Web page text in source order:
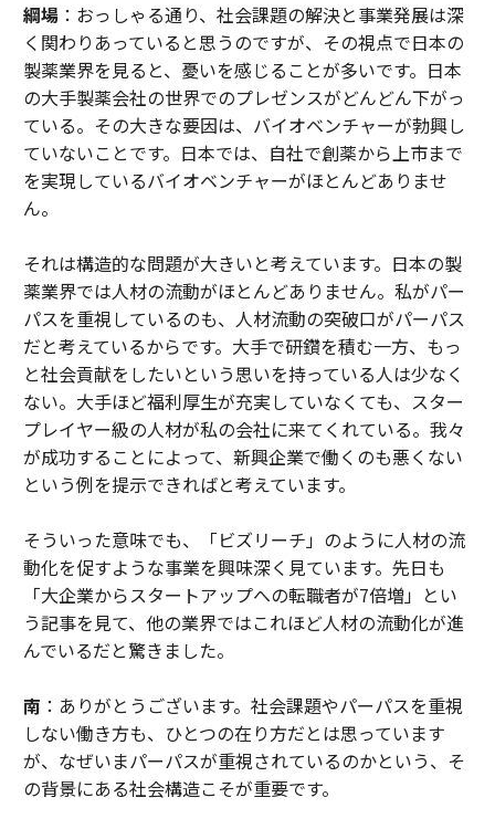
綱場：おっしゃる通り、社会課題の解決と事業発展は深
く関わりあっていると思うのですが、その視点で日本の
製薬業界を見ると、憂いを感じることが多いです。日本
の大手製薬会社の世界でのプレゼンスがどんどん下がっ
ている。その大きな要因は、バイオベンチャーが勃興し
ていないことです。日本では、自社で創薬から上市まで
を実現しているバイオベンチャーがほとんどありませ
ん。
それは構造的な問題が大きいと考えています。日本の製
薬業界では人材の流動がほとんどありません。私がパー
パスを重視しているのも、人材流動の突破口がパーパス
だと考えているからです。大手で研鑽を積む一方、もっ
と社会貢献をしたいという思いを持っている人は少なく
ない。大手ほど福利厚生が充実していなくても、スター
プレイヤー級の人材が私の会社に来てくれている。我々
が成功することによって、新興企業で働くのも悪くない
という例を提示できればと考えています。
そういった意味でも、「ビズリーチ」のように人材の流
動化を促すような事業を興味深く見ています。先日も
「大企業からスタートアップへの転職者が7倍増」とい
う記事を見て、他の業界ではこれほど人材の流動化が進
んでいるだと驚きました。
南 ：ありがとうございます。社会課題やパーパスを重視
しない働き方も、ひとつの在り方だとは思っています
が、なぜいまパーパスが重視されているのかという、そ
の背景にある社会構造こそが重要です。